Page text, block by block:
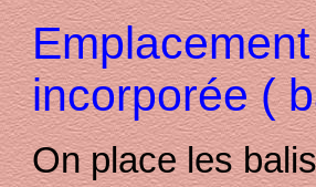
incorporée (
On place les